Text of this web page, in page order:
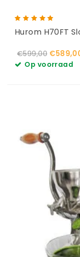
Hurom H70FT
€599,00
Op voorraad